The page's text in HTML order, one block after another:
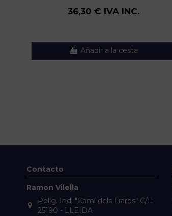
36,30 € IVA INC.
Añadir a la cesta
Contacto
Ramon Vilella
Políg. Ind. "Camí dels Frares" C/F
25190 - LLEIDA